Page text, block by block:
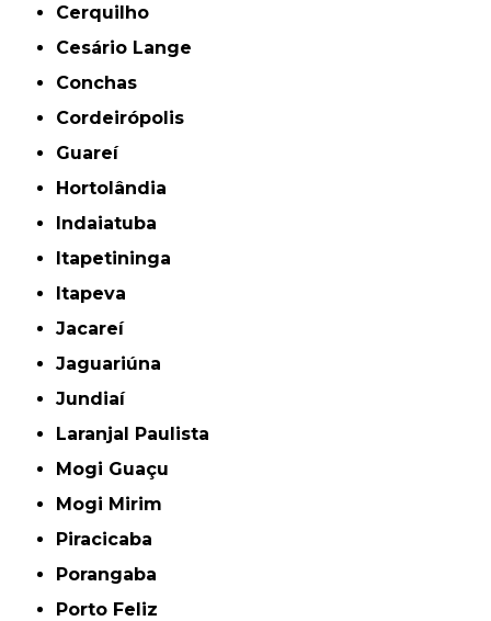
Cerquilho
Cesário Lange
Conchas
Cordeirópolis
Guareí
Hortolândia
Indaiatuba
Itapetininga
Itapeva
Jacareí
Jaguariúna
Jundiaí
Laranjal Paulista
Mogi Guaçu
Mogi Mirim
Piracicaba
Porangaba
Porto Feliz